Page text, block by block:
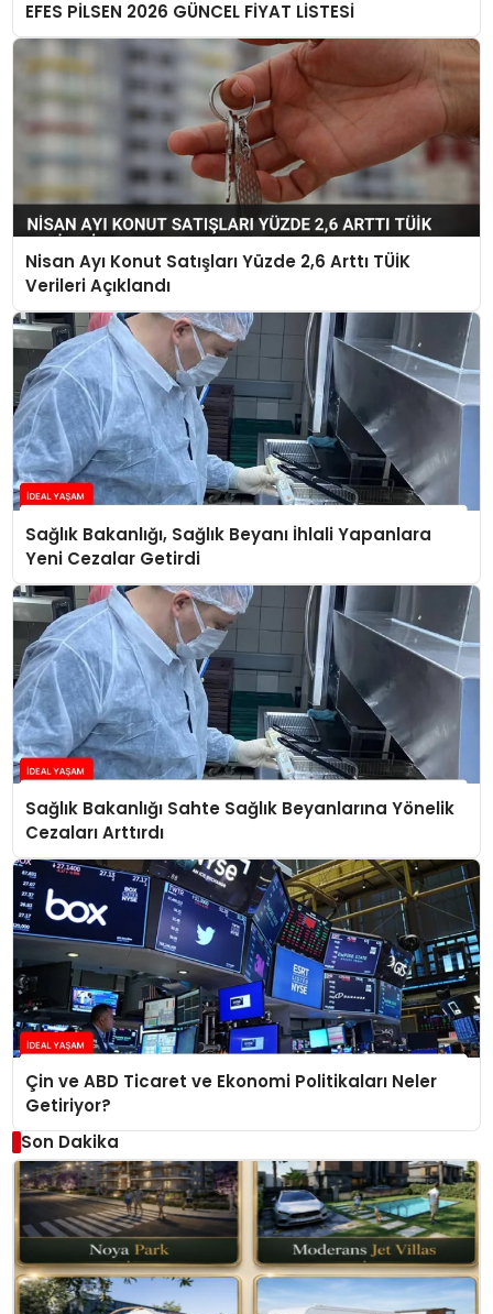
EFES PİLSEN 2026 GÜNCEL FİYAT LİSTESİ
Nisan Ayı Konut Satışları Yüzde 2,6 Arttı TÜİK
Verileri Açıklandı
Sağlık Bakanlığı, Sağlık Beyanı İhlali Yapanlara
Yeni Cezalar Getirdi
Sağlık Bakanlığı Sahte Sağlık Beyanlarına Yönelik
Cezaları Arttırdı
Çin ve ABD Ticaret ve Ekonomi Politikaları Neler
Getiriyor?
Son Dakika